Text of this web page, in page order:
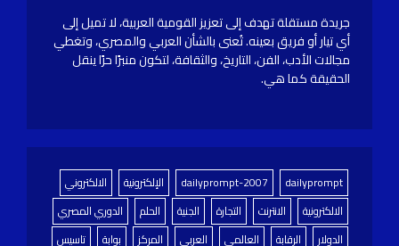
جريدة مستقلة تهدف إلى تعزيز القومية العربية، لا تميل إلى
أي تيار أو فريق بعينه. تُعنى بالشأن العربي والمصري، وتغطي
مجالات الأدب، الفن، التاريخ، والثقافة، لتكون منبرًا حرًا ينقل
الحقيقة كما هي.
dailyprompt
dailyprompt-2007 الإلكترونية
الالكتروني
الالكترونية
الانترنت التجارة الجنية الحلم
الدوري المصري
الدولار
الرقابة العالمي العربي المركز بوابة
تاسيس